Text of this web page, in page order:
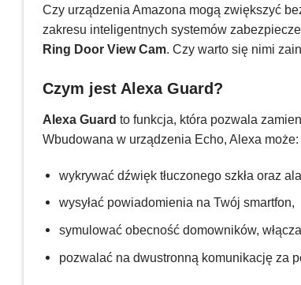
Czy urządzenia Amazona mogą zwiększyć
zakresu inteligentnych systemów
Ring Door View Cam. Czy warto się nimi
Czym jest Alexa Guard?
Alexa Guard to funkcja, która pozwala
Wbudowana w urządzenia Echo, Alexa może:
wykrywać dźwięk tłuczonego szkła oraz
wysyłać powiadomienia na Twój smartfon,
symulować obecność domowników,
pozwalać na dwustronną komunikację za